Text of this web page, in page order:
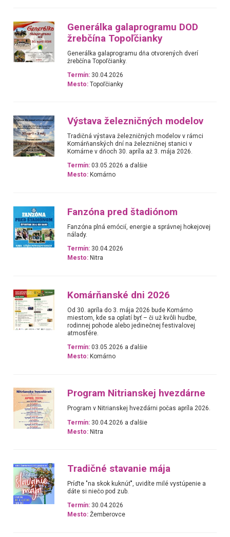
Generálka galaprogramu DOD
žrebčína Topoľčianky
Generálka galaprogramu dňa otvorených dverí
žrebčína Topoľčianky.
Termín: 30.04.2026
Mesto: Topoľčianky
Výstava železničných modelov
Tradičná výstava železničných modelov v rámci
Komárňanských dní na železničnej stanici v
Komárne v dňoch 30. apríla až 3. mája 2026.
Termín: 03.05.2026 a ďalšie
Mesto: Komárno
Fanzóna pred štadiónom
Fanzóna plná emócií, energie a správnej hokejovej
nálady.
Termín: 30.04.2026
Mesto: Nitra
Komárňanské dni 2026
Od 30. apríla do 3. mája 2026 bude Komárno
miestom, kde sa oplatí byť – či už kvôli hudbe,
rodinnej pohode alebo jedinečnej festivalovej
atmosfére.
Termín: 03.05.2026 a ďalšie
Mesto: Komárno
Program Nitrianskej hvezdárne
Program v Nitrianskej hvezdárni počas apríla 2026.
Termín: 30.04.2026 a ďalšie
Mesto: Nitra
Tradičné stavanie mája
Príďte "na skok kuknúť", uvidíte milé vystúpenie a
dáte si niečo pod zub.
Termín: 30.04.2026
Mesto: Žemberovce